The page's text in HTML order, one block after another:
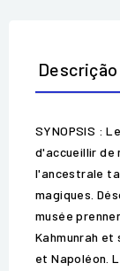
Descrição
SYNOPSIS :
d'accueillir de
l'ancestrale
magiques.
musée
Kahmunrah et
et Napoléon.